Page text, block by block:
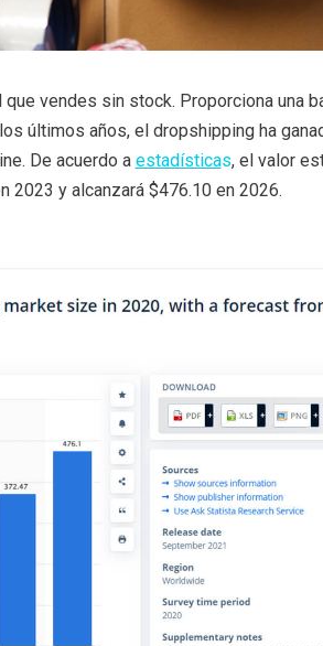
vendes sin stock. Proporciona una
últimos años, el dropshipping ha
De acuerdo a estadísticas, el valor
2023 y alcanzará $476.10 en 2026.